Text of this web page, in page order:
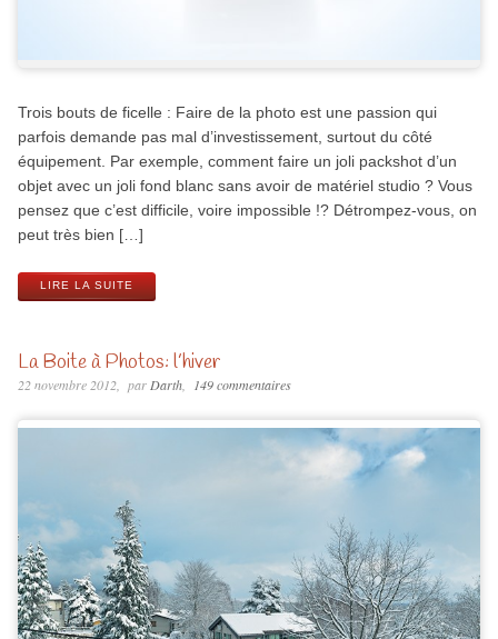
Trois bouts de ficelle : Faire de la photo est une passion qui
parfois demande pas mal d’investissement, surtout du côté
équipement. Par exemple, comment faire un joli packshot d’un
objet avec un joli fond blanc sans avoir de matériel studio ? Vous
pensez que c’est difficile, voire impossible !? Détrompez-vous, on
peut très bien […]
LIRE LA SUITE
La Boite à Photos: l’hiver
22 novembre 2012 parDarth 149 commentaires